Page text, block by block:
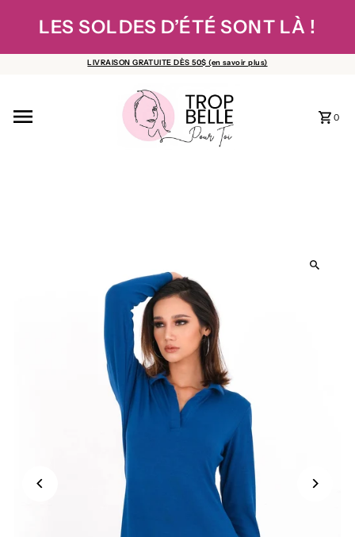
Ignorer et passer au contenu
LES SOLDES D’ÉTÉ SONT LÀ !
LIVRAISON GRATUITE DÈS 50$ (en savoir plus)
0